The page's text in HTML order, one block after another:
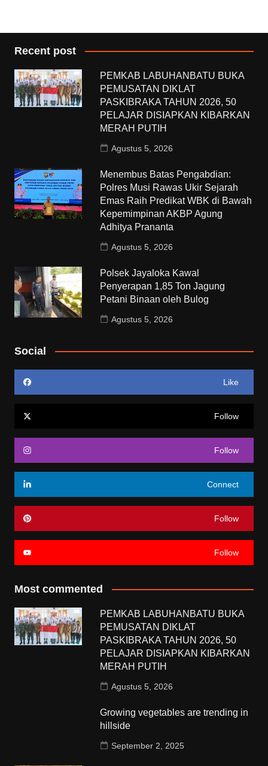
Recent post
PEMKAB LABUHANBATU BUKA
PEMUSATAN DIKLAT
PASKIBRAKA TAHUN 2026, 50
PELAJAR DISIAPKAN KIBARKAN
MERAH PUTIH
Agustus 5, 2026
Menembus Batas Pengabdian:
Polres Musi Rawas Ukir Sejarah
Emas Raih Predikat WBK di Bawah
Kepemimpinan AKBP Agung
Adhitya Prananta
Agustus 5, 2026
Polsek Jayaloka Kawal
Penyerapan 1,85 Ton Jagung
Petani Binaan oleh Bulog
Agustus 5, 2026
Social
Like
Follow
Follow
Connect
Follow
Follow
Most commented
PEMKAB LABUHANBATU BUKA
PEMUSATAN DIKLAT
PASKIBRAKA TAHUN 2026, 50
PELAJAR DISIAPKAN KIBARKAN
MERAH PUTIH
Agustus 5, 2026
Growing vegetables are trending in
hillside
September 2, 2025